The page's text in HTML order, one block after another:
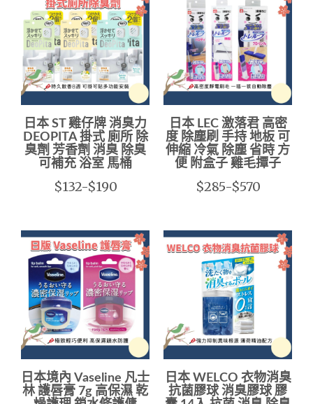
日本 ST 雞仔牌 消臭力
DEOPITA 掛式 廁所 除
臭劑 芳香劑 消臭 除臭
可補充 浴室 馬桶
$132-$190
日本 LEC 激落君 高密
度 除塵刷 手持 地板 可
伸縮 冷氣 除塵 省時 方
便 附盒子 雞毛撢子
$285-$570
日本境內 Vaseline 凡士
林 護唇膏 7g 高保濕 乾
日本 WELCO 衣物消臭
抗菌膠球 消臭膠球 膠